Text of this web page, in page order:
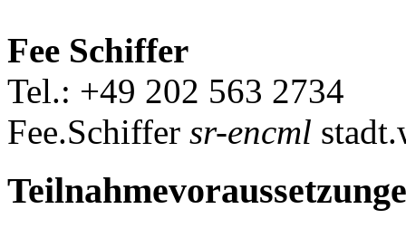
Fee Schiffer
Tel.: +49 202 563 2734
Fee.Schiffer sr-encml